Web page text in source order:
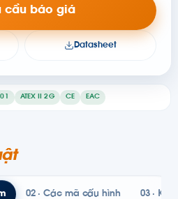
ATEX II 2G CE EAC
cầu báo giá
Datasheet
02 · Các mã cấu hình 03 · Kỹ